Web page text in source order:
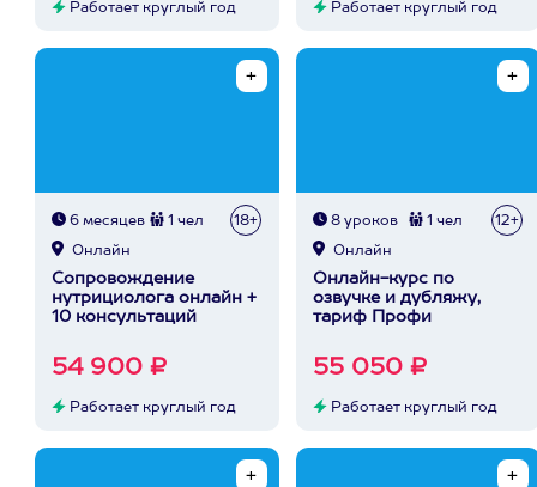
Работает круглый год Работает круглый год
6 месяцев 1 чел 18+
Онлайн
Сопровождение
нутрициолога онлайн +
10 консультаций
54 900 ₽
Работает круглый год
8 уроков 1 чел 12+
Онлайн
Онлайн-курс по
озвучке и дубляжу,
тариф Профи
55 050 ₽
Работает круглый год